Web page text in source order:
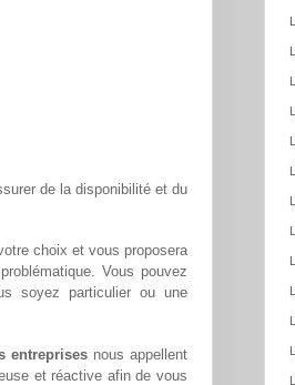
de la disponibilité et du
choix et vous proposera
Vous pouvez
soyez particulier ou une
entreprises nous appellent
et réactive afin de vous